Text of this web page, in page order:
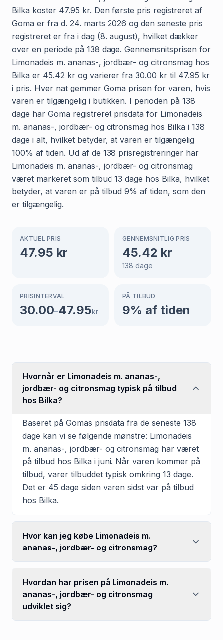
Bilka koster 47.95 kr. Den første pris registreret af
Goma er fra d. 24. marts 2026 og den seneste pris
registreret er fra i dag (8. august), hvilket dækker
over en periode på 138 dage. Gennemsnitsprisen for
Limonadeis m. ananas-, jordbær- og citronsmag hos
Bilka er 45.42 kr og varierer fra 30.00 kr til 47.95 kr
i pris. Hver nat gemmer Goma prisen for varen, hvis
varen er tilgængelig i butikken. I perioden på 138
dage har Goma registreret prisdata for Limonadeis
m. ananas-, jordbær- og citronsmag hos Bilka i 138
dage i alt, hvilket betyder, at varen er tilgængelig
100% af tiden. Ud af de 138 prisregistreringer har
Limonadeis m. ananas-, jordbær- og citronsmag
været markeret som tilbud 13 dage hos Bilka, hvilket
betyder, at varen er på tilbud 9% af tiden, som den
er tilgængelig.
AKTUEL PRIS
47.95 kr
GENNEMSNITLIG PRIS
45.42 kr
138 dage
PRISINTERVAL
30.00–47.95kr
PÅ TILBUD
9% af tiden
Hvornår er Limonadeis m. ananas-,
jordbær- og citronsmag typisk på tilbud
hos Bilka?
Baseret på Gomas prisdata fra de seneste 138
dage kan vi se følgende mønstre: Limonadeis
m. ananas-, jordbær- og citronsmag har været
på tilbud hos Bilka i juni. Når varen kommer på
tilbud, varer tilbuddet typisk omkring 13 dage.
Det er 45 dage siden varen sidst var på tilbud
hos Bilka.
Hvor kan jeg købe Limonadeis m.
ananas-, jordbær- og citronsmag?
Hvordan har prisen på Limonadeis m.
ananas-, jordbær- og citronsmag
udviklet sig?